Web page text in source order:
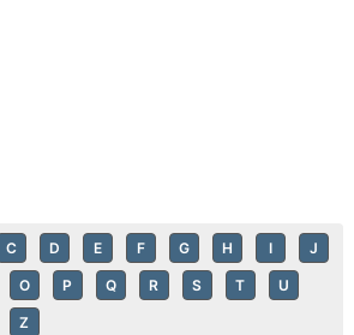
C D E F G H I J
O P Q R S T U
Z